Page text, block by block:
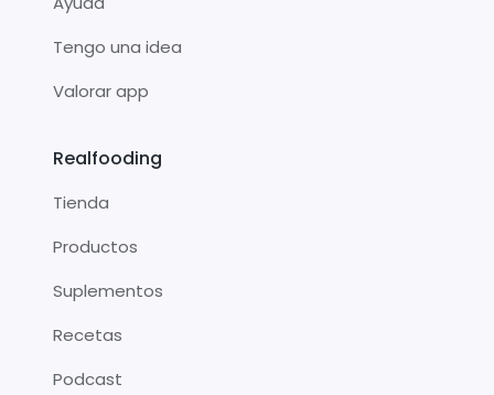
Tengo una idea
Valorar app
Realfooding
Tienda
Productos
Suplementos
Recetas
Podcast